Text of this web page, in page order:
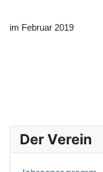
im Februar 2019
Der Verein